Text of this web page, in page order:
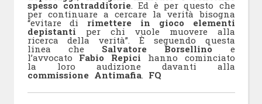
spesso contradditorie . Ed è per questo che
per continuare a cercare la verità bisogna
“evitare di rimettere in gioco elementi
depistanti per chi vuole muovere alla
ricerca della verità”. È seguendo questa
linea che Salvatore Borsellino e
l’avvocato Fabio Repici hanno cominciato
la loro audizione davanti alla
commissione Antimafia. FQ